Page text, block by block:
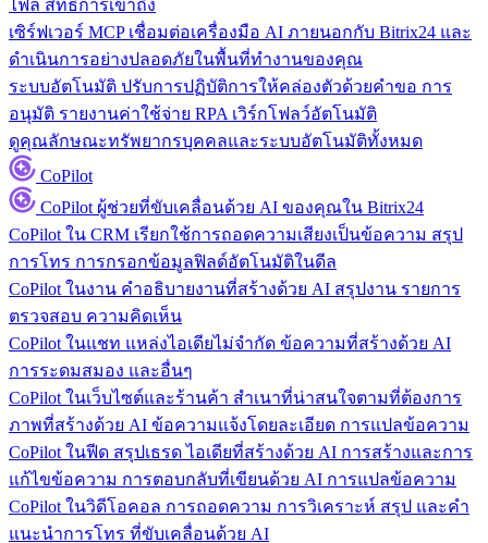
ไฟล์ สิทธิ์การเข้าถึง
เซิร์ฟเวอร์ MCP เชื่อมต่อเครื่องมือ AI ภายนอกกับ Bitrix24 และ
ดำเนินการอย่างปลอดภัยในพื้นที่ทำงานของคุณ
ระบบอัตโนมัติ ปรับการปฏิบัติการให้คล่องตัวด้วยคำขอ การ
อนุมัติ รายงานค่าใช้จ่าย RPA เวิร์กโฟลว์อัตโนมัติ
ดูคุณลักษณะทรัพยากรบุคคลและระบบอัตโนมัติทั้งหมด
CoPilot
CoPilot ผู้ช่วยที่ขับเคลื่อนด้วย AI ของคุณใน Bitrix24
CoPilot ใน CRM เรียกใช้การถอดความเสียงเป็นข้อความ สรุป
การโทร การกรอกข้อมูลฟิลด์อัตโนมัติในดีล
CoPilot ในงาน คำอธิบายงานที่สร้างด้วย AI สรุปงาน รายการ
ตรวจสอบ ความคิดเห็น
CoPilot ในแชท แหล่งไอเดียไม่จำกัด ข้อความที่สร้างด้วย AI
การระดมสมอง และอื่นๆ
CoPilot ในเว็บไซต์และร้านค้า สำเนาที่น่าสนใจตามที่ต้องการ
ภาพที่สร้างด้วย AI ข้อความแจ้งโดยละเอียด การแปลข้อความ
CoPilot ในฟีด สรุปเธรด ไอเดียที่สร้างด้วย AI การสร้างและการ
แก้ไขข้อความ การตอบกลับที่เขียนด้วย AI การแปลข้อความ
CoPilot ในวิดีโอคอล การถอดความ การวิเคราะห์ สรุป และคำ
แนะนำการโทร ที่ขับเคลื่อนด้วย AI